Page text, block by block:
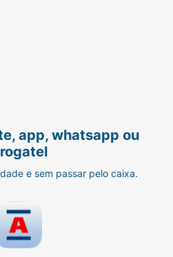
app, whatsapp ou
e sem passar pelo caixa.